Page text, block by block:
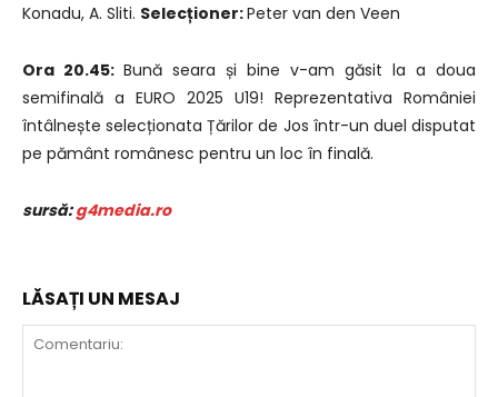
Konadu, A. Sliti. Selecționer:Peter van den Veen
Ora 20.45: Bună seara și bine v-am găsit la a doua
semifinală a EURO 2025 U19! Reprezentativa României
întâlnește selecționata Țărilor de Jos într-un duel disputat
pe pământ românesc pentru un loc în finală.
sursă:g4media.ro
LĂSAȚI UN MESAJ